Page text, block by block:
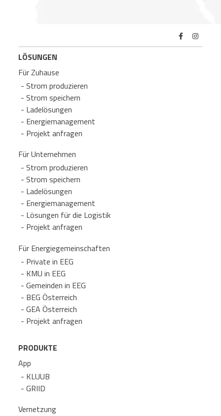
LÖSUNGEN
Für Zuhause
Strom produzieren
Strom speichern
Lade­lösungen
Energie­management
Projekt anfragen
Für Unternehmen
Strom produzieren
Strom speichern
Lade­lösungen
Energie­management
Lösungen für die Logistik
Projekt anfragen
Für Energie­gemeinschaften
Private in EEG
KMU in EEG
Gemeinden in EEG
BEG Österreich
GEA Österreich
Projekt anfragen
PRODUKTE
App
KLUUB
GRIID
Vernetzung